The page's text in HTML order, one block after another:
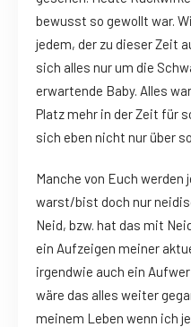
bewusst so gewollt war.
jedem, der zu dieser Zeit
sich alles nur um die
erwartende Baby. Alles
Platz mehr in der Zeit für
sich eben nicht nur über
Manche von Euch
warst/bist doch nur
Neid, bzw. hat das mit
ein Aufzeigen meiner
irgendwie auch ein
wäre das alles weiter
meinem Leben wenn ich